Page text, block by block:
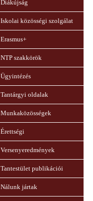
Diákújság
Iskolai közösségi szolgálat
Erasmus+
NTP szakkörök
Ügyintézés
Tantárgyi oldalak
Munkaközösségek
Érettségi
Versenyeredmények
Tantestület publikációi
Nálunk jártak